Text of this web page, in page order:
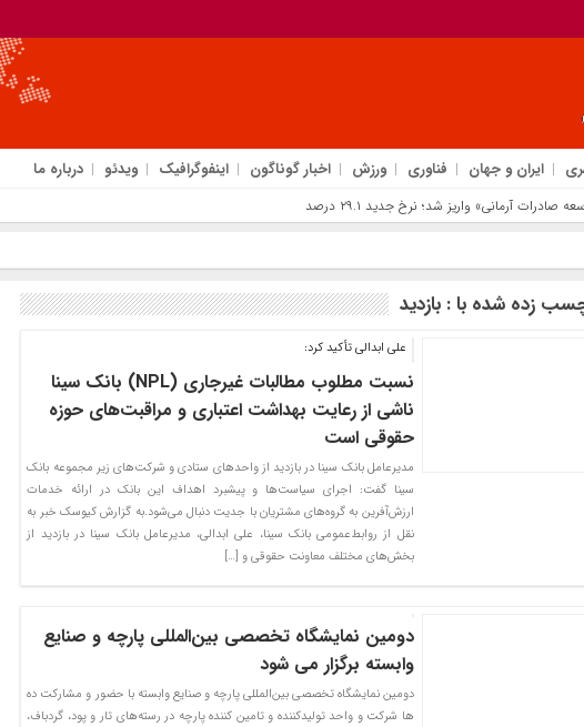
ایران و جهان فناوری ورزش اخبار گوناگون اینفوگرافیک ویدئو درباره ما
زده شده با : بازدید
علی ابدالی تأکید کرد:
نسبت مطلوب مطالبات غیرجاری (NPL) بانک سینا
ناشی از رعایت بهداشت اعتباری و مراقبت‌های حوزه
حقوقی است
مدیرعامل بانک سینا در بازدید از واحدهای ستادی و شرکت‌های زیر مجموعه بانک
سینا گفت: اجرای سیاست‌ها و پیشبرد اهداف این بانک در ارائه خدمات
ارزش‌آفرین به گروه‌های مشتریان با جدیت دنبال می‌شود.به گزارش کیوسک خبر به
نقل از روابط‌عمومی بانک سینا، علی ابدالی، مدیرعامل بانک سینا در بازدید از
بخش‌های مختلف معاونت حقوقی و […]
دومین نمایشگاه تخصصی بین‌المللی پارچه و صنایع
وابسته برگزار می شود
دومین نمایشگاه تخصصی بین‌المللی پارچه و صنایع وابسته با حضور و مشارکت ده
ها شرکت و واحد تولیدکننده و تامین کننده پارچه در رسته‌های تار و پود، گردباف،